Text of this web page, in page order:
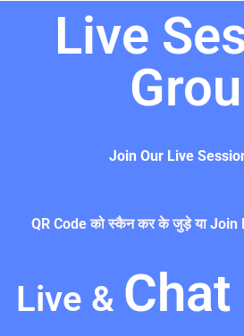
Live
Join Our Live
QR Code को स्कैन कर के जुड़े या Join
Live &